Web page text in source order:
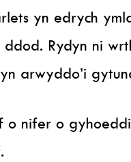
yn edrych
Rydyn ni
arwyddo’i
o nifer o